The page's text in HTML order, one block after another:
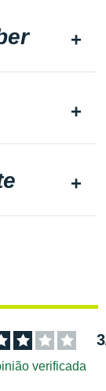
3
verificada